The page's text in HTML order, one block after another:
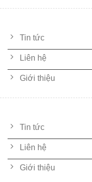
Tin tức
Liên hệ
Giới thiệu
Tin tức
Liên hệ
Giới thiệu